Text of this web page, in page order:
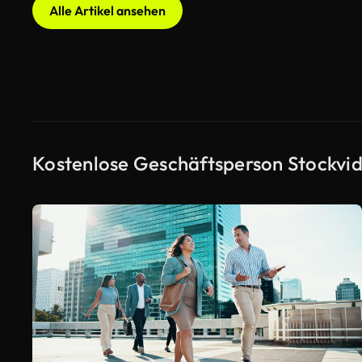
Alle Artikel ansehen
Kostenlose Geschäftsperson